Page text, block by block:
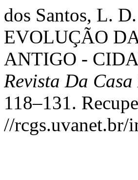
dos Santos, L.
EVOLUÇÃO
ANTIGO -
Revista Da
118–131.
//rcgs.uvanet.br/